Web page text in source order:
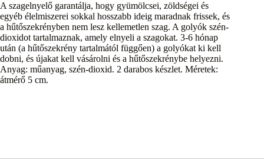
A szagelnyelő garantálja, hogy gyümölcsei, zöldségei és
egyéb élelmiszerei sokkal hosszabb ideig maradnak frissek, és
a hűtőszekrényben nem lesz kellemetlen szag. A golyók szén-
dioxidot tartalmaznak, amely elnyeli a szagokat. 3-6 hónap
után (a hűtőszekrény tartalmától függően) a golyókat ki kell
dobni, és újakat kell vásárolni és a hűtőszekrénybe helyezni.
Anyag: műanyag, szén-dioxid. 2 darabos készlet. Méretek:
átmérő 5 cm.